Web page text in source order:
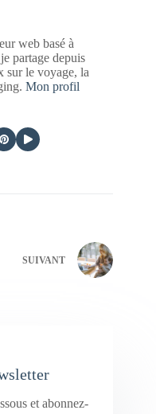
web basé à
partage depuis
sur le voyage, la
Mon profil
SUIVANT
et abonnez-